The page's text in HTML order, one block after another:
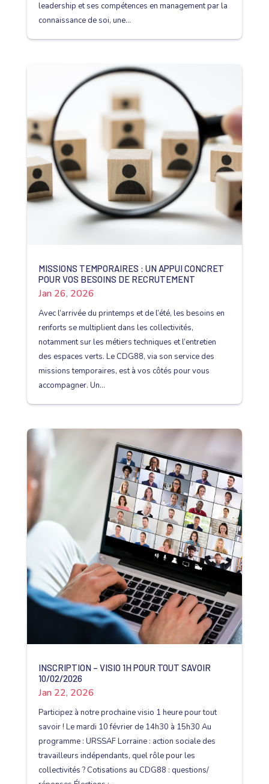
leadership et ses compétences en management par la
connaissance de soi, une...
MISSIONS TEMPORAIRES : UN APPUI CONCRET
POUR VOS BESOINS DE RECRUTEMENT
Jan 26, 2026
Avec l’arrivée du printemps et de l’été, les besoins en
renforts se multiplient dans les collectivités,
notamment sur les métiers techniques et l’entretien
des espaces verts. Le CDG88, via son service des
missions temporaires, est à vos côtés pour vous
accompagner. Un...
INSCRIPTION – VISIO 1H POUR TOUT SAVOIR
10/02/2026
Jan 22, 2026
Participez à notre prochaine visio 1 heure pour tout
savoir ! Le mardi 10 février de 14h30 à 15h30 Au
programme : URSSAF Lorraine : action sociale des
travailleurs indépendants, quel rôle pour les
collectivités ? Cotisations au CDG88 : questions/